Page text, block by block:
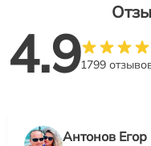
4.91799
Антонов Егор